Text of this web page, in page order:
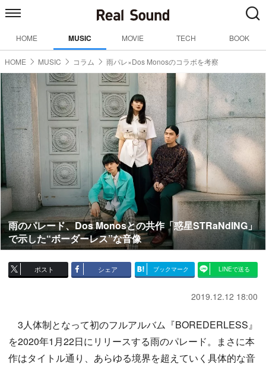
HOME MUSIC MOVIE TECH BOOK
HOME MUSIC コラム 雨パレ×Dos Monosのコラボを考察
雨のパレード、Dos Monosとの共作「惑星STRaNdING」
で示した“ボーダーレス”な音像
ポスト シェア ブックマーク LINEで送る
2019.12.12 18:00
3人体制となって初のフルアルバム『BOREDERLESS』
を2020年1月22日にリリースする雨のパレード。まさに本
作はタイトル通り、あらゆる境界を超えていく具体的な音